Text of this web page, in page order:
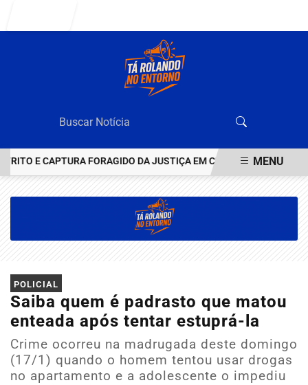
E CAPTURA FORAGIDO DA JUSTIÇA EM CEILÂNDIA O ESTADO
MENU
POLICIAL
Saiba quem é padrasto que matou
enteada após tentar estuprá-la
Crime ocorreu na madrugada deste domingo
(17/1) quando o homem tentou usar drogas
no apartamento e a adolescente o impediu